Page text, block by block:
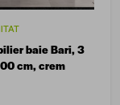
baie Bari, 3
cm, crem